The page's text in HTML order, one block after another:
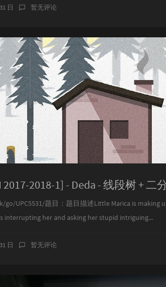
日 暂无评论
2017-2018-1] - Deda - 线段树 + 二
UPC5531/题目：题目描述Little Marica is making
interrupting her and asking her stupid intriguing...
日 暂无评论